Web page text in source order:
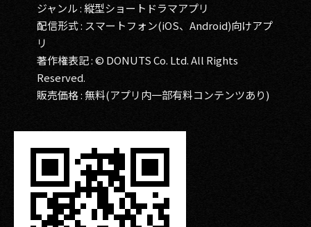
ジャンル : 縦型ショートドラマアプリ
配信形式 : スマートフォン(iOS、Android)向けアプ
リ
著作権表記 : © DONUTS Co. Ltd. All Rights
Reserved.
販売価格 : 無料(アプリ内一部有料コンテンツあり)